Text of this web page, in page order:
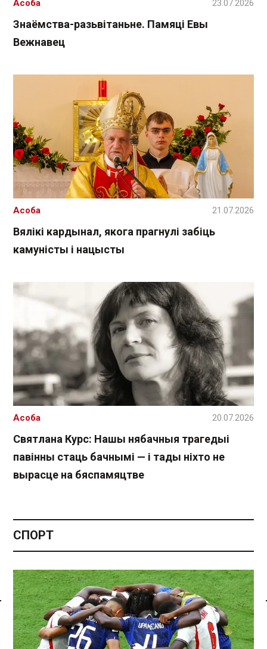
Спасылка без VPN
Знаёмства-разьвітаньне. Памяці Евы
Вежнавец
Асоба 23.07.2026
Вялікі кардынал, якога прагнулі забіць
камуністы і нацысты
Асоба 21.07.2026
Святлана Курс: Нашы нябачныя трагедыі
павінны стаць бачнымі — і тады ніхто не
вырасце на бяспамяцтве
Асоба 20.07.2026
СПОРТ